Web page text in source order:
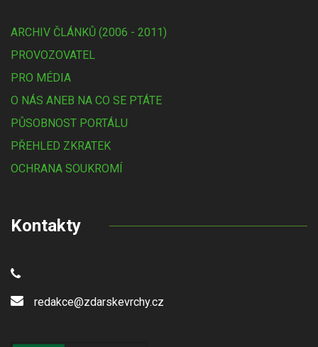
ARCHIV ČLÁNKŮ (2006 - 2011)
PROVOZOVATEL
PRO MÉDIA
O NÁS ANEB NA CO SE PTÁTE
PŮSOBNOST PORTÁLU
PŘEHLED ZKRATEK
OCHRANA SOUKROMÍ
Kontakty
redakce@zdarskevrchy.cz